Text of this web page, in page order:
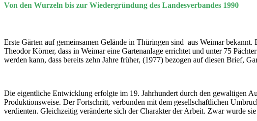
Von den Wurzeln bis zur Wiedergründung des Landesverbandes 1990
Erste Gärten auf gemeinsamen Gelände in Thüringen sind aus Weimar bekannt.
Theodor Körner, dass in Weimar eine Gartenanlage errichtet und unter 75
werden kann, dass bereits zehn Jahre früher, (1977) bezogen auf diesen Brief,
Die eigentliche Entwicklung erfolgte im 19. Jahrhundert durch den gewaltigen
Produktionsweise. Der Fortschritt, verbunden mit dem gesellschaftlichen
verdienten. Gleichzeitig veränderte sich der Charakter der Arbeit. Zwar wurde